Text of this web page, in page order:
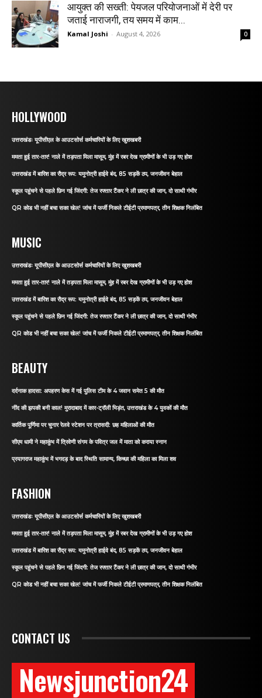
आयुक्त की सख्ती: पेयजल परियोजनाओं में देरी पर
जताई नाराजगी, तय समय में काम...
Kamal Joshi - August 4, 2026 0
HOLLYWOOD
उत्तराखंडः यूपीसीएल के आउटसोर्स कर्मचारियों के लिए खुशखबरी
ममता हुई तार-तार! नाले में तड़पता मिला मासूम, मुंह में रबर देख ग्रामीणों के भी उड़ गए होश
उत्तराखंड में बारिश का रौद्र रूप: यमुनोत्री हाईवे बंद, 85 सड़कें ठप, जनजीवन बेहाल
स्कूल पहुंचने से पहले छिन गई जिंदगी: तेज रफ्तार टैंकर ने ली छात्र की जान, दो साथी गंभीर
QR कोड भी नहीं बचा सका खेल! जांच में फर्जी निकले टीईटी प्रमाणपत्र, तीन शिक्षक निलंबित
MUSIC
उत्तराखंडः यूपीसीएल के आउटसोर्स कर्मचारियों के लिए खुशखबरी
ममता हुई तार-तार! नाले में तड़पता मिला मासूम, मुंह में रबर देख ग्रामीणों के भी उड़ गए होश
उत्तराखंड में बारिश का रौद्र रूप: यमुनोत्री हाईवे बंद, 85 सड़कें ठप, जनजीवन बेहाल
स्कूल पहुंचने से पहले छिन गई जिंदगी: तेज रफ्तार टैंकर ने ली छात्र की जान, दो साथी गंभीर
QR कोड भी नहीं बचा सका खेल! जांच में फर्जी निकले टीईटी प्रमाणपत्र, तीन शिक्षक निलंबित
BEAUTY
दर्दनाक हादसा: अपहरण केस में गई पुलिस टीम के 4 जवान समेत 5 की मौत
नींद की झपकी बनी काल! मुरादाबाद में कार-ट्रॉली भिड़ंत, उत्तराखंड के 4 युवकों की मौत
कार्तिक पूर्णिमा पर चुनार रेलवे स्टेशन पर त्रासदी: छह महिलाओं की मौत
सीएम धामी ने महाकुंभ में त्रिवेणी संगम के पवित्र जल में माता को कराया स्नान
प्रयागराज महाकुंभ में भगदड़ के बाद स्थिति सामान्य, किच्छा की महिला का मिला शव
FASHION
उत्तराखंडः यूपीसीएल के आउटसोर्स कर्मचारियों के लिए खुशखबरी
ममता हुई तार-तार! नाले में तड़पता मिला मासूम, मुंह में रबर देख ग्रामीणों के भी उड़ गए होश
उत्तराखंड में बारिश का रौद्र रूप: यमुनोत्री हाईवे बंद, 85 सड़कें ठप, जनजीवन बेहाल
स्कूल पहुंचने से पहले छिन गई जिंदगी: तेज रफ्तार टैंकर ने ली छात्र की जान, दो साथी गंभीर
QR कोड भी नहीं बचा सका खेल! जांच में फर्जी निकले टीईटी प्रमाणपत्र, तीन शिक्षक निलंबित
CONTACT US
Newsjunction24